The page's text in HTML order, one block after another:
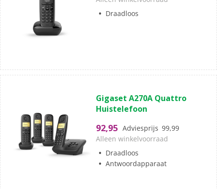
sterren.
Draadloos
van
de
sterren.
Gigaset A270A Quattro
Huistelefoon
92,95 Adviesprijs 99,99
Alleen winkelvoorraad
Draadloos
Antwoordapparaat